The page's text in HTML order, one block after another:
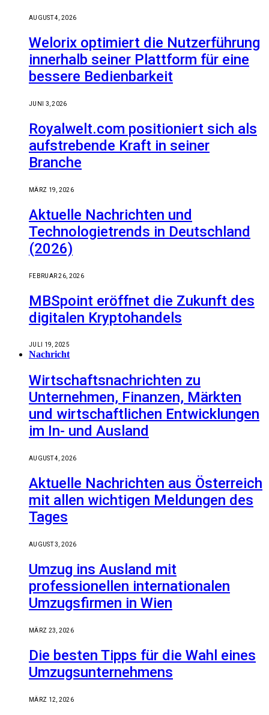
AUGUST 4, 2026
Welorix optimiert die Nutzerführung
innerhalb seiner Plattform für eine
bessere Bedienbarkeit
JUNI 3, 2026
Royalwelt.com positioniert sich als
aufstrebende Kraft in seiner
Branche
MÄRZ 19, 2026
Aktuelle Nachrichten und
Technologietrends in Deutschland
(2026)
FEBRUAR 26, 2026
MBSpoint eröffnet die Zukunft des
digitalen Kryptohandels
JULI 19, 2025
Nachricht
Wirtschaftsnachrichten zu
Unternehmen, Finanzen, Märkten
und wirtschaftlichen Entwicklungen
im In- und Ausland
AUGUST 4, 2026
Aktuelle Nachrichten aus Österreich
mit allen wichtigen Meldungen des
Tages
AUGUST 3, 2026
Umzug ins Ausland mit
professionellen internationalen
Umzugsfirmen in Wien
MÄRZ 23, 2026
Die besten Tipps für die Wahl eines
Umzugsunternehmens
MÄRZ 12, 2026